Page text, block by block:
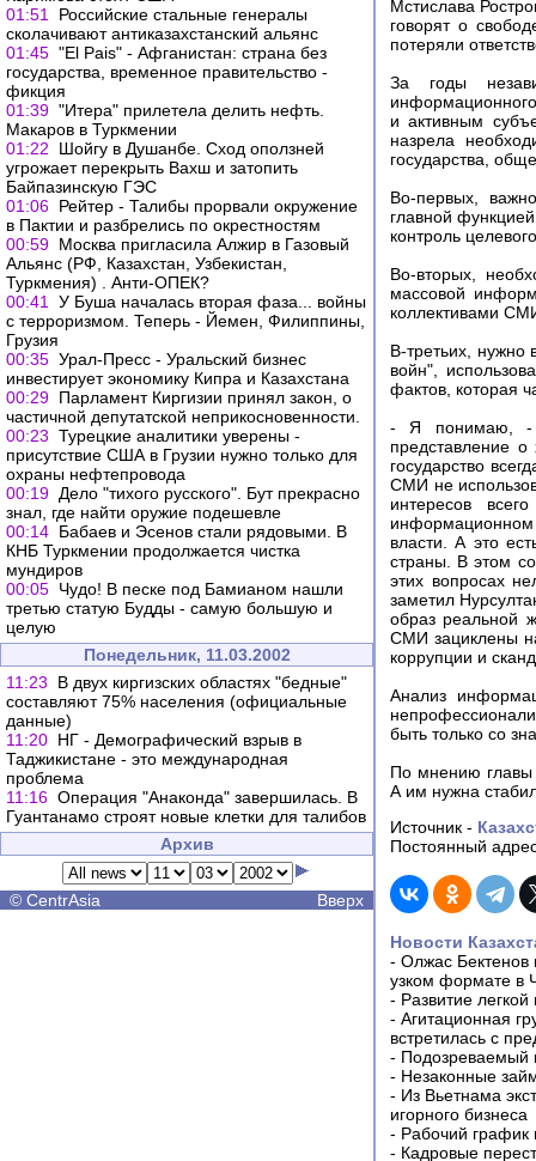
01:51
Российские стальные генералы
сколачивают антиказахстанский альянс
01:45 "El Pais" - Афганистан: страна без
государства, временное правительство -
фикция
01:39 "Итера" прилетела делить нефть.
Макаров в Туркмении
01:22
Шойгу в Душанбе. Сход оползней
угрожает перекрыть Вахш и затопить
Байпазинскую ГЭС
01:06 Рейтер - Талибы прорвали окружение
в Пактии и разбрелись по окрестностям
00:59 Москва пригласила Алжир в Газовый
Альянс (РФ, Казахстан, Узбекистан,
Туркмения) . Анти-ОПЕК?
00:41
У Буша началась вторая фаза... войны
с терроризмом. Теперь - Йемен, Филиппины,
Грузия
00:35 Урал-Пресс - Уральский бизнес
инвестирует экономику Кипра и Казахстана
00:29 Парламент Киргизии принял закон, о
частичной депутатской неприкосновенности.
00:23 Турецкие аналитики уверены -
присутствие США в Грузии нужно только для
охраны нефтепровода
00:19 Дело "тихого русского". Бут прекрасно
знал, где найти оружие подешевле
00:14 Бабаев и Эсенов стали рядовыми. В
КНБ Туркмении продолжается чистка
мундиров
00:05 Чудо! В песке под Бамианом нашли
третью статую Будды - самую большую и
целую
Понедельник, 11.03.2002
11:23
В двух киргизских областях "бедные"
составляют 75% населения (официальные
данные)
11:20 НГ - Демографический взрыв в
Таджикистане - это международная
проблема
11:16 Операция "Анаконда" завершилась. В
Гуантанамо строят новые клетки для талибов
Архив
© CentrAsia Вверх
Мстислава
говорят о
потеряли
За годы
и активным
назрела
государства,
Во-первых,
главной
контроль
Во-вторых,
массовой
коллективами
В-третьих, нужно
войн",
фактов, которая
- Я понимаю, -
представление
государство
СМИ не
интересов
власти. А это
страны. В этом
этих вопросах
заметил
образ реальной
СМИ зациклены
коррупции и
Анализ
быть только со
По мнению главы
А им нужна
Источник -
Постоянный
Новости
- Олжас Бектенов
узком формате в
- Развитие
- Агитационная
встретилась с
- Подозреваемый
- Незаконные
- Из Вьетнама
игорного бизнеса
- Рабочий график
- Кадровые